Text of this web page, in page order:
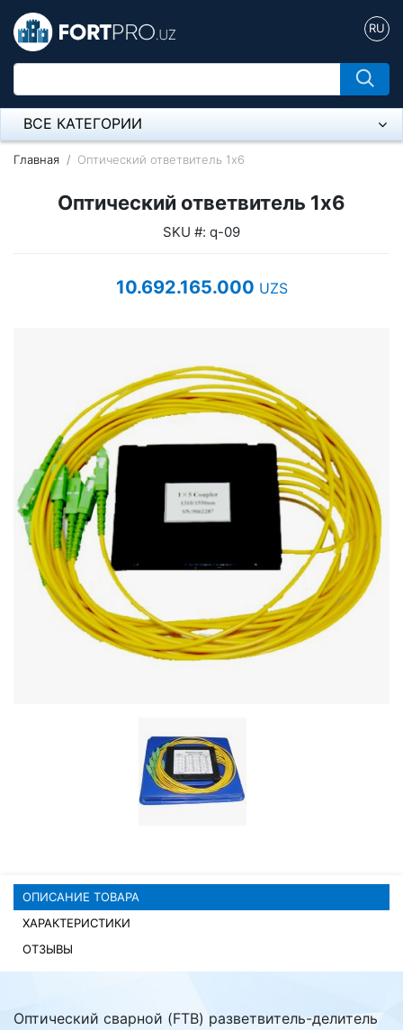
RU
ВСЕ КАТЕГОРИИ
Микрофон
Напольные розетки
Оборудование Mikrotik
Стереосистемы
Серверное оборудование
UPS Источники бесперебойного питания
Мышки и Клавиатуры
Наушники
Сетевое оборудование
Системы охлаждения
Компьютеры Fujitsu
Главная Оптический ответвитель 1x6
Оптический ответвитель 1x6
SKU #: q-09
10.692.165.000 UZS
ОПИСАНИЕ ТОВАРА
ХАРАКТЕРИСТИКИ
ОТЗЫВЫ
Оптический сварной (FTB) разветвитель-делитель